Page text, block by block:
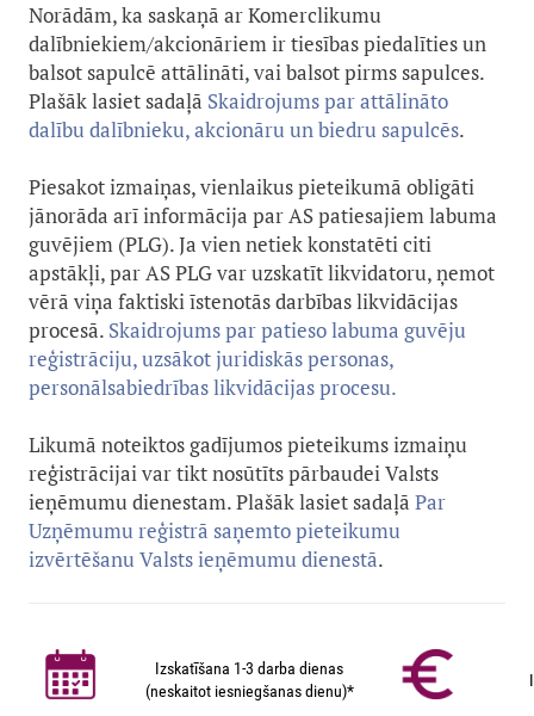
Norādām, ka saskaņā ar Komerclikumu
dalībniekiem/akcionāriem ir tiesības piedalīties un
balsot sapulcē attālināti, vai balsot pirms sapulces.
Plašāk lasiet sadaļā Skaidrojums par attālināto
dalību dalībnieku, akcionāru un biedru sapulcēs.
Piesakot izmaiņas, vienlaikus pieteikumā obligāti
jānorāda arī informācija par AS patiesajiem labuma
guvējiem (PLG). Ja vien netiek konstatēti citi
apstākļi, par AS PLG var uzskatīt likvidatoru, ņemot
vērā viņa faktiski īstenotās darbības likvidācijas
procesā. Skaidrojums par patieso labuma guvēju
reģistrāciju, uzsākot juridiskās personas,
personālsabiedrības likvidācijas procesu.
Likumā noteiktos gadījumos pieteikums izmaiņu
reģistrācijai var tikt nosūtīts pārbaudei Valsts
ieņēmumu dienestam. Plašāk lasiet sadaļā Par
Uzņēmumu reģistrā saņemto pieteikumu
izvērtēšanu Valsts ieņēmumu dienestā.
Izskatīšana 1-3 darba dienas
(neskaitot iesniegšanas dienu)*